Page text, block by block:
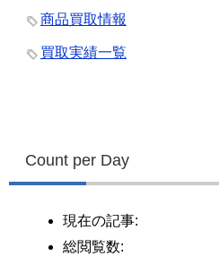
商品買取情報
買取実績一覧
Count per Day
現在の記事:
総閲覧数: